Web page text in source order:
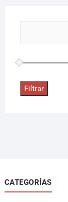
Filtrar
CATEGORÍAS